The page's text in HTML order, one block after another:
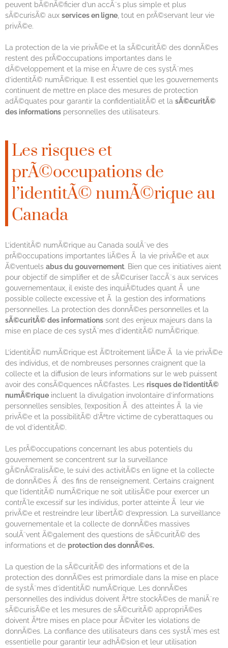
peuvent bÃ©nÃ©ficier d’un accÃ¨s plus simple et plus
sÃ©curisÃ© aux services en ligne , tout en prÃ©servant leur vie
privÃ©e.
La protection de la vie privÃ©e et la sÃ©curitÃ© des donnÃ©es
restent des prÃ©occupations importantes dans le
dÃ©veloppement et la mise en Å“uvre de ces systÃ¨mes
d’identitÃ© numÃ©rique. Il est essentiel que les gouvernements
continuent de mettre en place des mesures de protection
adÃ©quates pour garantir la confidentialitÃ© et la sÃ©curitÃ©
des informations personnelles des utilisateurs.
Les risques et
prÃ©occupations de
l’identitÃ© numÃ©rique au
Canada
L’identitÃ© numÃ©rique au Canada soulÃ¨ve des
prÃ©occupations importantes liÃ©es Ã la vie privÃ©e et aux
Ã©ventuels abus du gouvernement. Bien que ces initiatives aient
pour objectif de simplifier et de sÃ©curiser l’accÃ¨s aux services
gouvernementaux, il existe des inquiÃ©tudes quant Ã une
possible collecte excessive et Ã la gestion des informations
personnelles. La protection des donnÃ©es personnelles et la
sÃ©curitÃ© des informations sont des enjeux majeurs dans la
mise en place de ces systÃ¨mes d’identitÃ© numÃ©rique.
L’identitÃ© numÃ©rique est Ã©troitement liÃ©e Ã la vie privÃ©e
des individus, et de nombreuses personnes craignent que la
collecte et la diffusion de leurs informations sur le web puissent
avoir des consÃ©quences nÃ©fastes. Les risques de l’identitÃ©
numÃ©rique incluent la divulgation involontaire d’informations
personnelles sensibles, l’exposition Ã des atteintes Ã la vie
privÃ©e et la possibilitÃ© d’Ãªtre victime de cyberattaques ou
de vol d’identitÃ©.
Les prÃ©occupations concernant les abus potentiels du
gouvernement se concentrent sur la surveillance
gÃ©nÃ©ralisÃ©e, le suivi des activitÃ©s en ligne et la collecte
de donnÃ©es Ã des fins de renseignement. Certains craignent
que l’identitÃ© numÃ©rique ne soit utilisÃ©e pour exercer un
contrÃ´le excessif sur les individus, porter atteinte Ã leur vie
privÃ©e et restreindre leur libertÃ© d’expression. La surveillance
gouvernementale et la collecte de donnÃ©es massives
soulÃ¨vent Ã©galement des questions de sÃ©curitÃ© des
informations et de protection des donnÃ©es.
La question de la sÃ©curitÃ© des informations et de la
protection des donnÃ©es est primordiale dans la mise en place
de systÃ¨mes d’identitÃ© numÃ©rique. Les donnÃ©es
personnelles des individus doivent Ãªtre stockÃ©es de maniÃ¨re
sÃ©curisÃ©e et les mesures de sÃ©curitÃ© appropriÃ©es
doivent Ãªtre mises en place pour Ã©viter les violations de
donnÃ©es. La confiance des utilisateurs dans ces systÃ¨mes est
essentielle pour garantir leur adhÃ©sion et leur utilisation